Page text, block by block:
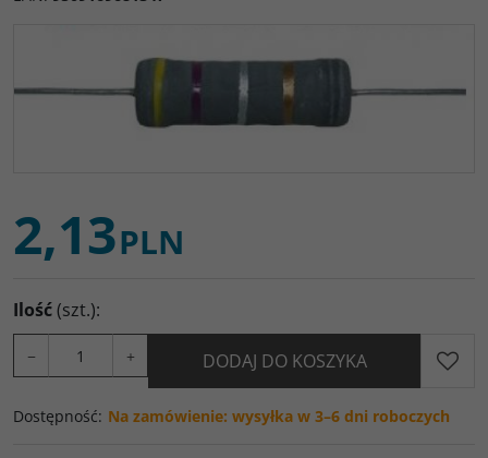
2,13PLN
Ilość(szt.):
− + DODAJ DO KOSZYKA
Dostępność: Na zamówienie: wysyłka w 3–6 dni roboczych